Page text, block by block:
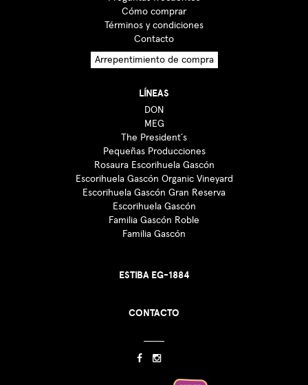
Cómo comprar
Términos y condiciones
Contacto
Arrepentimiento de compra
LÍNEAS
DON
MEG
The President´s
Pequeñas Producciones
Rosaura Escorihuela Gascón
Escorihuela Gascón Organic Vineyard
Escorihuela Gascón Gran Reserva
Escorihuela Gascón
Familia Gascón Roble
Familia Gascón
ESTIBA EG-1884
CONTACTO